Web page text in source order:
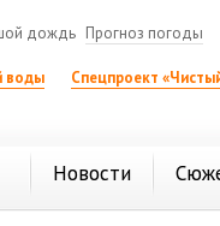
дождь Прогноз погоды
воды
Спецпроект
Новости